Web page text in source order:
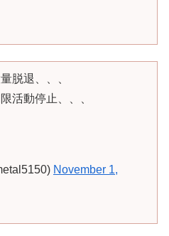
脱退、、、
活動停止、、、
November 1,